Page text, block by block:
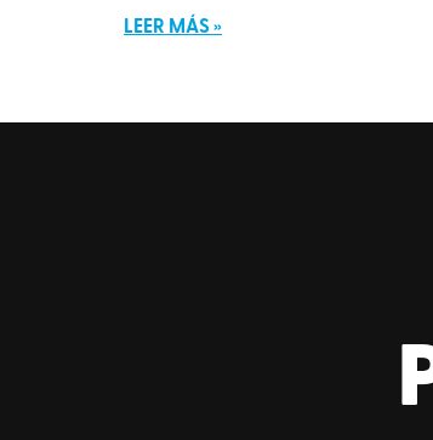
LEER MÁS »